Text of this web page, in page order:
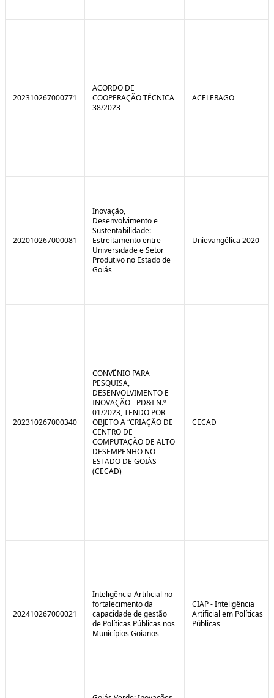
202310267000771
ACORDO DE
COOPERAÇÃO TÉCNICA
38/2023
ACELERAGO
202010267000081
Inovação,
Desenvolvimento e
Sustentabilidade:
Estreitamento entre
Universidade e Setor
Produtivo no Estado de
Goiás
Unievangélica 2020
202310267000340
CONVÊNIO PARA
PESQUISA,
DESENVOLVIMENTO E
INOVAÇÃO - PD&I N.º
01/2023, TENDO POR
OBJETO A “CRIAÇÃO DE
CENTRO DE
COMPUTAÇÃO DE ALTO
DESEMPENHO NO
ESTADO DE GOIÁS
(CECAD)
CECAD
202410267000021
Inteligência Artificial no
fortalecimento da
capacidade de gestão
de Políticas Públicas nos
Municípios Goianos
CIAP - Inteligência
Artificial em Políticas
Públicas